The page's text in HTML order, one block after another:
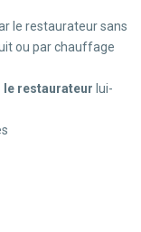
le restaurateur sans
ou par chauffage
le restaurateur lui-